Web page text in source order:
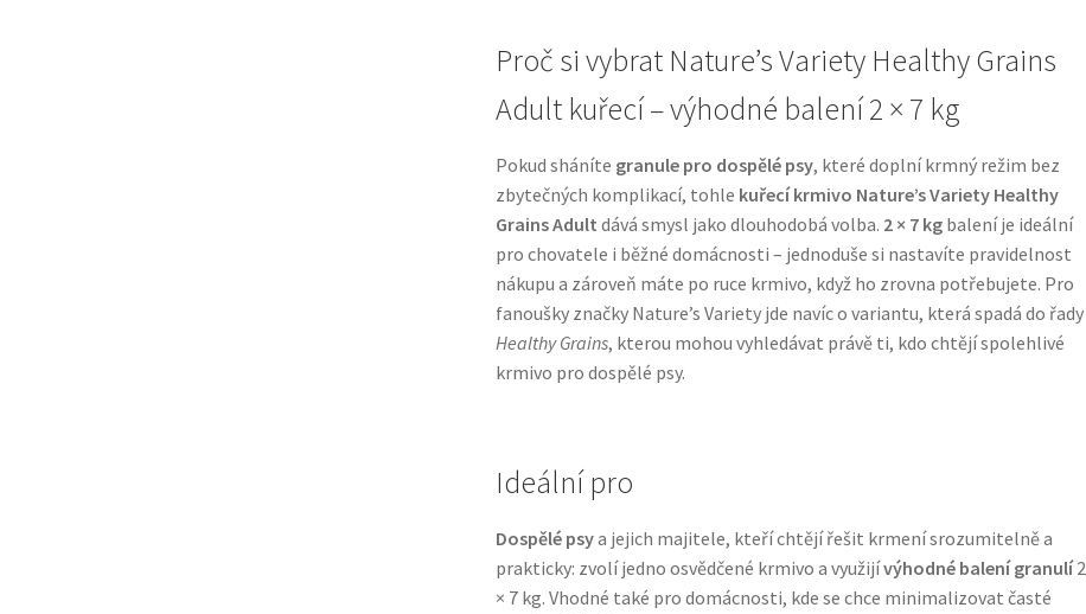
Proč si vybrat Nature’s Variety Healthy Grains
Adult kuřecí – výhodné balení 2 × 7 kg
Pokud sháníte granule pro dospělé psy, které doplní krmný režim bez
zbytečných komplikací, tohle kuřecí krmivo Nature’s Variety Healthy
Grains Adult dává smysl jako dlouhodobá volba. 2 × 7 kgbalení je ideální
pro chovatele i běžné domácnosti – jednoduše si nastavíte pravidelnost
nákupu a zároveň máte po ruce krmivo, když ho zrovna potřebujete. Pro
fanoušky značky Nature’s Variety jde navíc o variantu, která spadá do řady
Healthy Grains, kterou mohou vyhledávat právě ti, kdo chtějí spolehlivé
krmivo pro dospělé psy.
Ideální pro
Dospělé psya jejich majitele, kteří chtějí řešit krmení srozumitelně a
prakticky: zvolí jedno osvědčené krmivo a využijívýhodné balení granulí2
× 7 kg. Vhodné také pro domácnosti, kde se chce minimalizovat časté